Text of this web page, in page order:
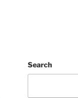
Search